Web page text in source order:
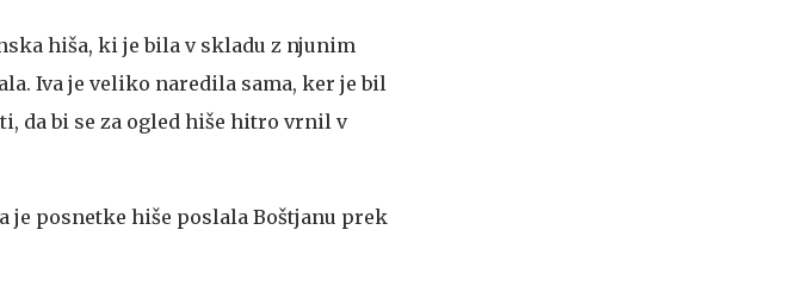
hiša, ki je bila v skladu z njunim
Iva je veliko naredila sama, ker je bil
da bi se za ogled hiše hitro vrnil v
je posnetke hiše poslala Boštjanu prek